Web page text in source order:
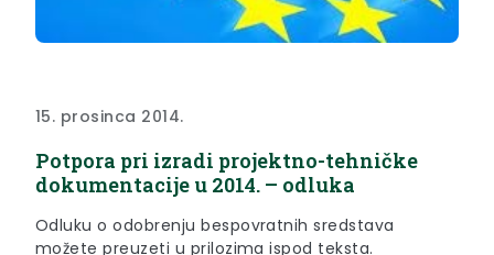
15. prosinca 2014.
Potpora pri izradi projektno-tehničke
dokumentacije u 2014. – odluka
Odluku o odobrenju bespovratnih sredstava
možete preuzeti u prilozima ispod teksta.